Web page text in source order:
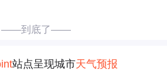
——到底了——
站点呈现城市天气预报